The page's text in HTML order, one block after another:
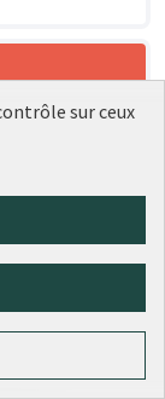
sur ceux